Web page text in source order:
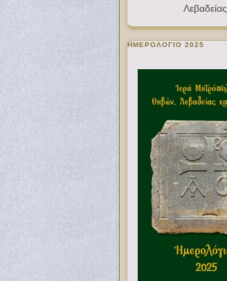
Λεβαδείας
ΗΜΕΡΟΛΟΓΙΟ 2025